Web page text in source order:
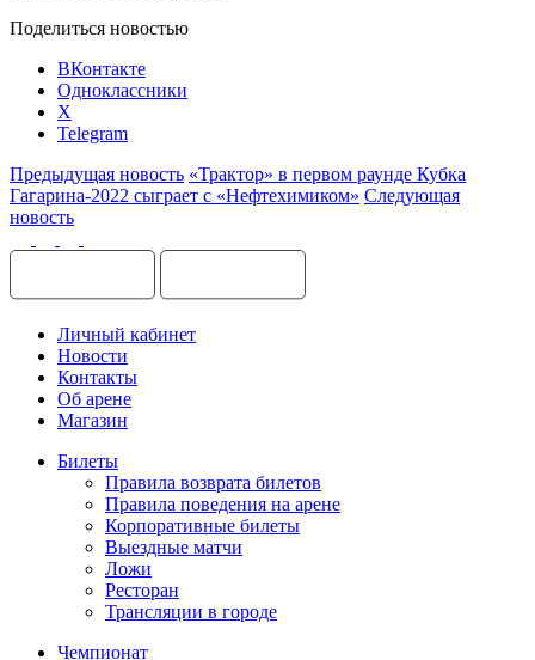
Поделиться новостью
ВКонтакте
Одноклассники
X
Telegram
Предыдущая новость «Трактор» в первом раунде Кубка
Гагарина-2022 сыграет с «Нефтехимиком» Следующая
новость
Личный кабинет
Новости
Контакты
Об арене
Магазин
Билеты
Правила возврата билетов
Правила поведения на арене
Корпоративные билеты
Выездные матчи
Ложи
Ресторан
Трансляции в городе
Чемпионат